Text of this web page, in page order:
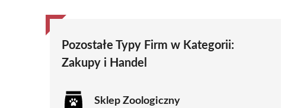
Pozostałe Typy Firm w Kategorii:
Zakupy i Handel
Sklep Zoologiczny